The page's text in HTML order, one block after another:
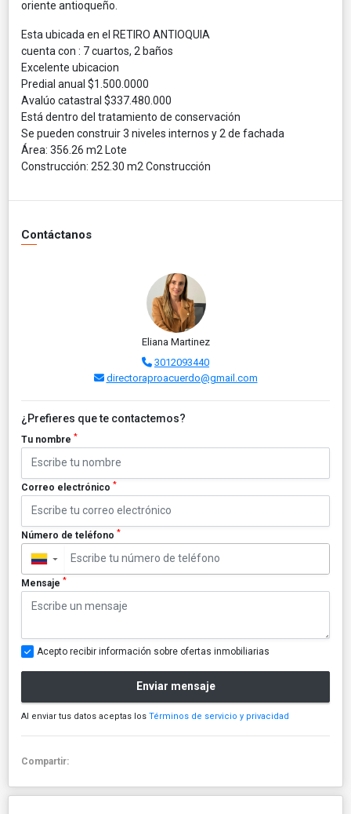
oriente antioqueño.
Esta ubicada en el RETIRO ANTIOQUIA
cuenta con : 7 cuartos, 2 baños
Excelente ubicacion
Predial anual $1.500.0000
Avalúo catastral $337.480.000
Está dentro del tratamiento de conservación
Se pueden construir 3 niveles internos y 2 de fachada
Área: 356.26 m2 Lote
Construcción: 252.30 m2 Construcción
Contáctanos
Eliana Martinez
3012093440
directoraproacuerdo@gmail.com
¿Prefieres que te contactemos?
Tu nombre *
Correo electrónico *
Número de teléfono *
▼
Mensaje *
Acepto recibir información sobre ofertas inmobiliarias
Enviar mensaje
Al enviar tus datos aceptas los Términos de servicio y privacidad
Compartir: